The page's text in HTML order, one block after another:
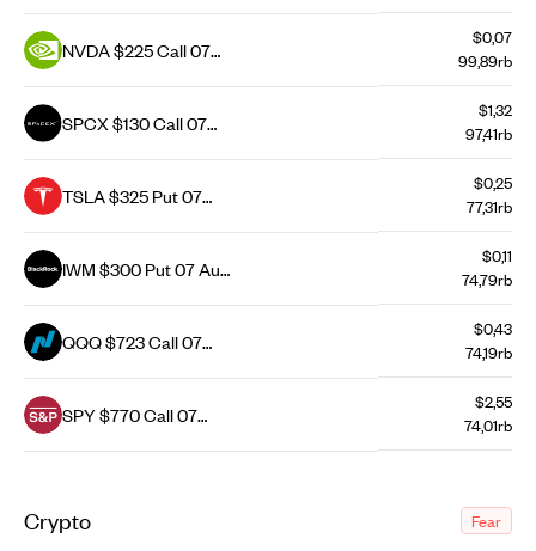
NVDA $225 Call 07
$0,07
99,89rb
SPCX $130 Call 07
$1,32
97,41rb
TSLA $325 Put 07
$0,25
77,31rb
IWM $300 Put 07 Aug
$0,11
74,79rb
QQQ $723 Call 07
$0,43
74,19rb
SPY $770 Call 07
$2,55
74,01rb
Crypto Fear